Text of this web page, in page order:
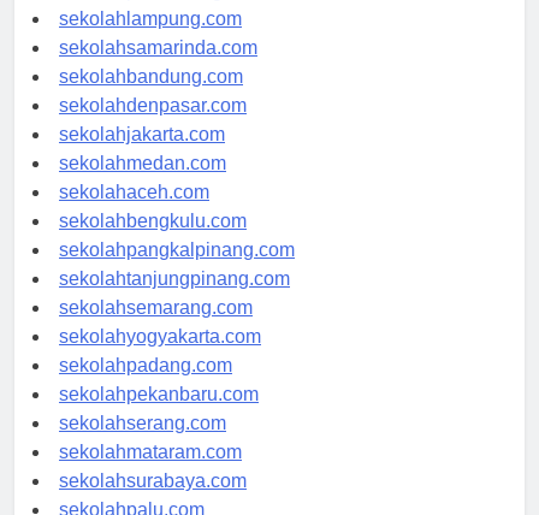
sekolahpalembang.com
sekolahlampung.com
sekolahsamarinda.com
sekolahbandung.com
sekolahdenpasar.com
sekolahjakarta.com
sekolahmedan.com
sekolahaceh.com
sekolahbengkulu.com
sekolahpangkalpinang.com
sekolahtanjungpinang.com
sekolahsemarang.com
sekolahyogyakarta.com
sekolahpadang.com
sekolahpekanbaru.com
sekolahserang.com
sekolahmataram.com
sekolahsurabaya.com